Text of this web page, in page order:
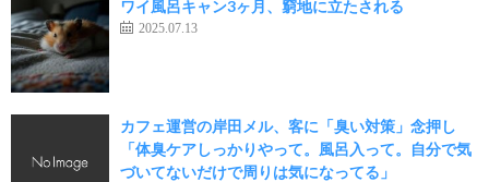
ワイ風呂キャン3ヶ月、窮地に立たされる
2025.07.13
カフェ運営の岸田メル、客に「臭い対策」念押し
「体臭ケアしっかりやって。風呂入って。自分で気
づいてないだけで周りは気になってる」